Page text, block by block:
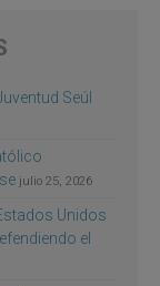
Seúl
julio 25, 2026
Unidos
el